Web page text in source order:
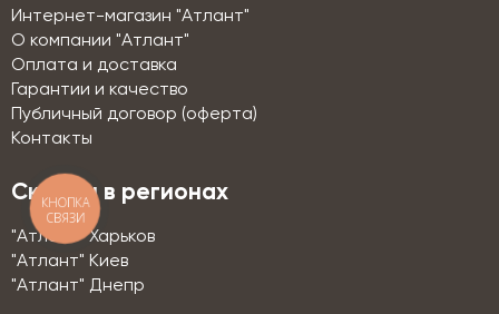
Интернет-магазин "Атлант"
О компании "Атлант"
Оплата и доставка
Гарантии и качество
Публичный договор (оферта)
Контакты
Склады в регионах
"Атлант" Харьков
"Атлант" Киев
"Атлант" Днепр
КНОПКА
СВЯЗИ